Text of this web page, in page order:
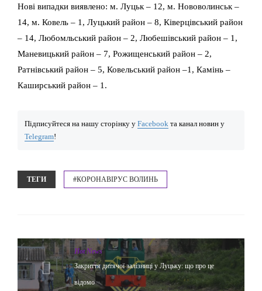
Нові випадки виявлено: м. Луцьк – 12, м. Нововолинськ –
14, м. Ковель – 1, Луцький район – 8, Ківерцівський район
– 14, Любомльський район – 2, Любешівський район – 1,
Маневицький район – 7, Рожищенський район – 2,
Ратнівський район – 5, Ковельський район –1, Камінь –
Каширський район – 1.
Підписуйтеся на нашу сторінку у Facebook та канал новин у
Telegram!
ТЕГИ #КОРОНАВІРУС ВОЛИНЬ
Hot News
Закриття дитячої залізниці у Луцьку: що про це
відомо